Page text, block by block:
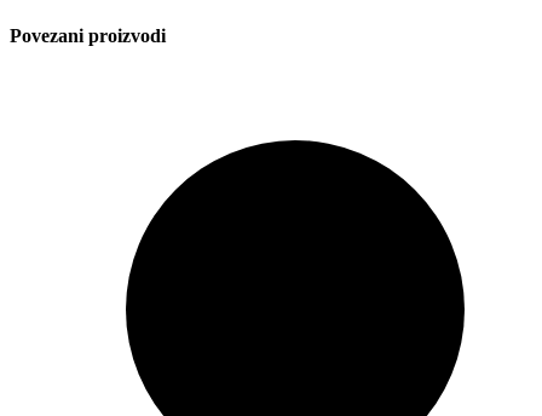
Povezani proizvodi